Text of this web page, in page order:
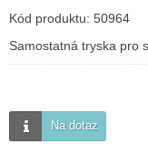
Kód produktu: 50964
Samostatná tryska pro
Na dotaz